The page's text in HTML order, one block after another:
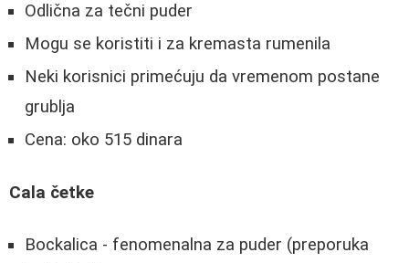
Odlična za tečni puder
Mogu se koristiti i za kremasta rumenila
Neki korisnici primećuju da vremenom postane
grublja
Cena: oko 515 dinara
Cala četke
Bockalica - fenomenalna za puder (preporuka